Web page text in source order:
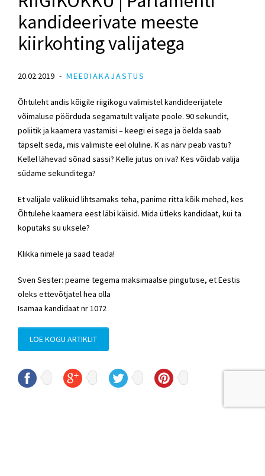
kandideerivate meeste
kiirkohting valijatega
20.02.2019 MEEDIAKAJASTUS
Õhtuleht andis kõigile riigikogu valimistel kandideerijatele
võimaluse pöörduda segamatult valijate poole. 90 sekundit,
poliitik ja kaamera vastamisi – keegi ei sega ja öelda saab
täpselt seda, mis valimiste eel oluline. K as närv peab vastu?
Kellel lähevad sõnad sassi? Kelle jutus on iva? Kes võidab valija
südame sekunditega?
Et valijale valikuid lihtsamaks teha, panime ritta kõik mehed, kes
Õhtulehe kaamera eest läbi käisid. Mida ütleks kandidaat, kui ta
koputaks su uksele?
Klikka nimele ja saad teada!
Sven Sester: peame tegema maksimaalse pingutuse, et Eestis
oleks ettevõtjatel hea olla
Isamaa kandidaat nr 1072
LOE KOGU ARTIKLIT